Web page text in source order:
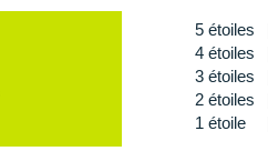
63 mg
5 étoiles
4 étoiles
3 étoiles
2 étoiles
1 étoile